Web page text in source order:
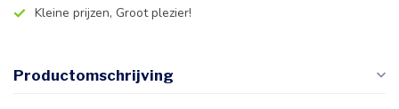
Kleine prijzen, Groot plezier!
Productomschrijving